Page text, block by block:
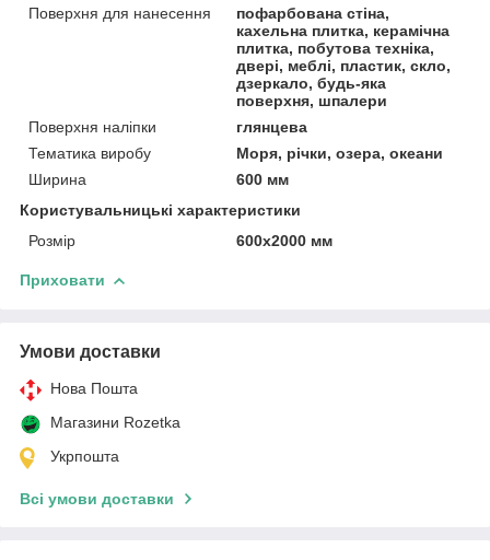
Поверхня для нанесення
пофарбована стіна,
кахельна плитка, керамічна
плитка, побутова техніка,
двері, меблі, пластик, скло,
дзеркало, будь-яка
поверхня, шпалери
Поверхня наліпки
глянцева
Тематика виробу
Моря, річки, озера, океани
Ширина
600 мм
Користувальницькі характеристики
Розмір
600х2000 мм
Приховати
Умови доставки
Нова Пошта
Магазини Rozetka
Укрпошта
Всі умови доставки